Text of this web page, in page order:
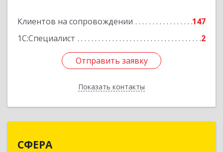
Клиентов на сопровождении
147
1С:Специалист
2
Отправить заявку
Показать контакты
Подробнее
Отправить заявку
Назад
СФЕРА